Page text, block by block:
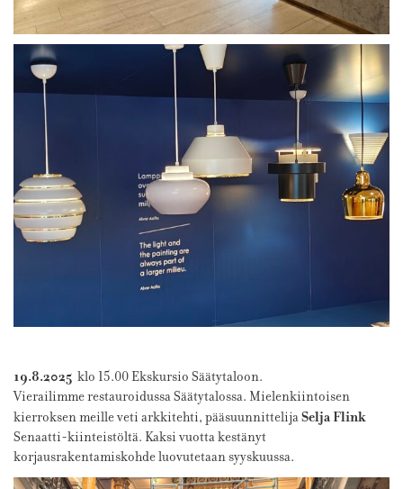
19.8.2025 klo 15.00 Ekskursio Säätytaloon.
Vierailimme restauroidussa Säätytalossa. Mielenkiintoisen
kierroksen meille veti arkkitehti, pääsuunnittelijaSelja Flink
Senaatti-kiinteistöltä. Kaksi vuotta kestänyt
korjausrakentamiskohde luovutetaan syyskuussa.